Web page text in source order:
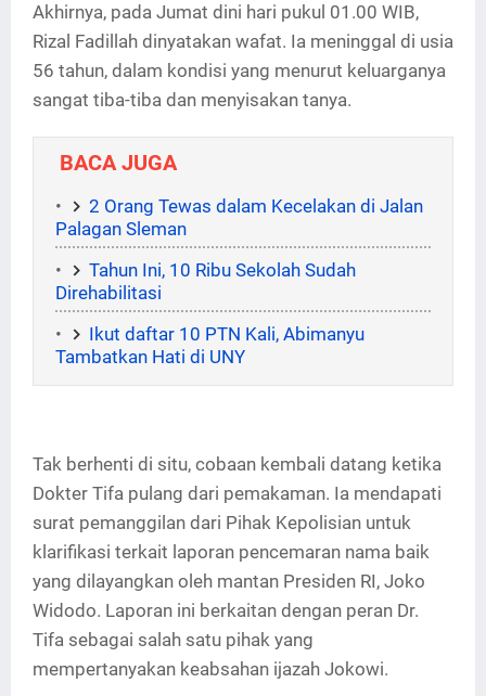
Akhirnya, pada Jumat dini hari pukul 01.00 WIB,
Rizal Fadillah dinyatakan wafat. Ia meninggal di usia
56 tahun, dalam kondisi yang menurut keluarganya
sangat tiba-tiba dan menyisakan tanya.
BACA JUGA
2 Orang Tewas dalam Kecelakan di Jalan
Palagan Sleman
Tahun Ini, 10 Ribu Sekolah Sudah
Direhabilitasi
Ikut daftar 10 PTN Kali, Abimanyu
Tambatkan Hati di UNY
Tak berhenti di situ, cobaan kembali datang ketika
Dokter Tifa pulang dari pemakaman. Ia mendapati
surat pemanggilan dari Pihak Kepolisian untuk
klarifikasi terkait laporan pencemaran nama baik
yang dilayangkan oleh mantan Presiden RI, Joko
Widodo. Laporan ini berkaitan dengan peran Dr.
Tifa sebagai salah satu pihak yang
mempertanyakan keabsahan ijazah Jokowi.